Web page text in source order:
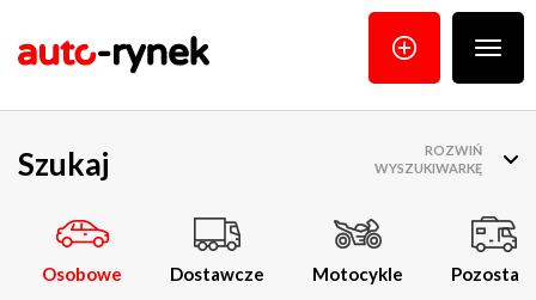
menu
Szukaj
Osobowe Dostawcze Motocykle Pozostałe
ROZWIŃ
WYSZUKIWARKĘ